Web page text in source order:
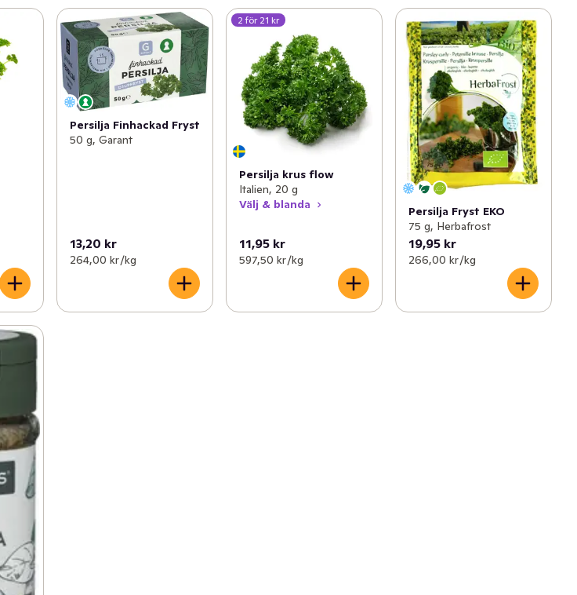
Persilja Finhackad Fryst
50 g, Garant
13,20 kr
264,00 kr /kg
2 för 21 kr
Persilja krus flow
Italien, 20 g
Välj & blanda
11,95 kr
597,50 kr /kg
Persilja Fryst EKO
75 g, Herbafrost
19,95 kr
266,00 kr /kg